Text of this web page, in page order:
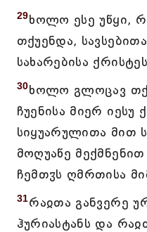
29ხოლო ესე უწყი,
თქუენდა,
სახარებისა
30ხოლო გლოცავ
ჩუენისა მიერ იესუ
სიყუარულითა მით
მოღუაწე
ჩემთჳს ღმრთისა
31რაჲთა განვერე
ჰურიასტანს და